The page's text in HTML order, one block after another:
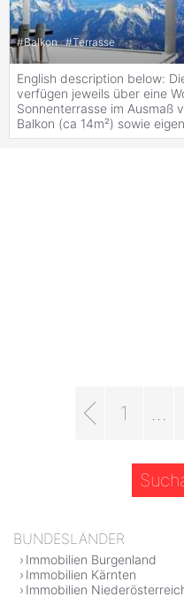
#Balkon #Terrasse
English description below:
verfügen jeweils über eine
Sonnenterrasse im Ausmaß
Balkon (ca 14m²) sowie
1
BUNDESLÄNDER
Immobilien Burgenland
Immobilien Kärnten
Immobilien